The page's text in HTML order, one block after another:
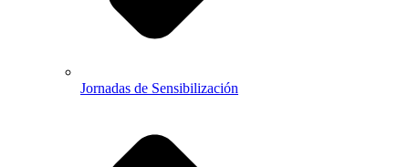
Jornadas de Sensibilización